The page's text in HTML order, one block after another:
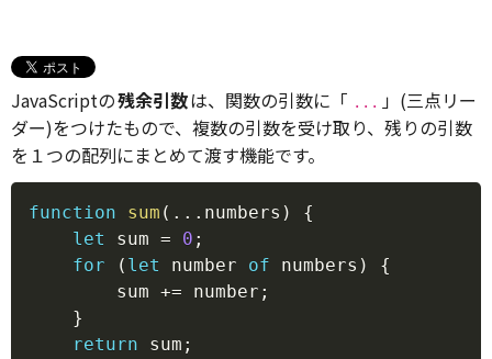
JavaScriptの残余引数は、関数の引数に「 ...
」(三点リー
ダー)をつけたもので、複数の引数を受け取り、残りの引数
を１つの配列にまとめて渡す機能です。
function sum ( ... numbers )
{
let
sum = 0 ;
for
( let number of numbers )
{
        sum
+= number ;
}
return sum ;